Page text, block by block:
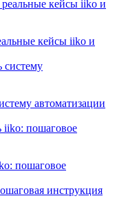
кейсы iiko и
автоматизации
пошаговое